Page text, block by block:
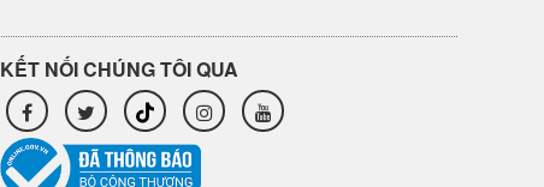
KẾT NỐI CHÚNG TÔI QUA